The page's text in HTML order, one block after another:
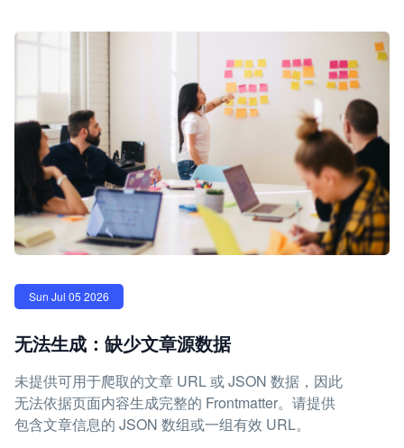
Sun Jul 05 2026
无法生成：缺少文章源数据
未提供可用于爬取的文章 URL 或 JSON 数据，因此
无法依据页面内容生成完整的 Frontmatter。请提供
包含文章信息的 JSON 数组或一组有效 URL。